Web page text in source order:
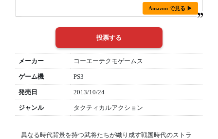
Amazon で見る ▶
メーカー コーエーテクモゲームス
ゲーム機 PS3
発売日 2013/10/24
ジャンル タクティカルアクション
異なる時代背景を持つ武将たちが織り成す戦国時代のストラ